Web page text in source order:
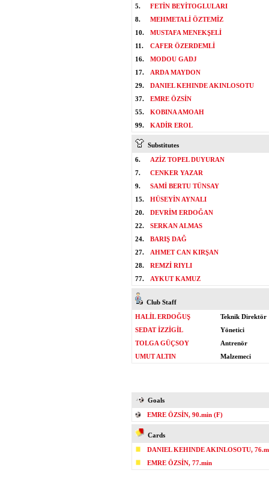
5.
FETİN BEYİTOGLULARI
8.
MEHMETALİ ÖZTEMİZ
10.
MUSTAFA MENEKŞELİ
11.
CAFER ÖZERDEMLİ
16.
MODOU GADJ
17.
ARDA MAYDON
29.
DANIEL KEHINDE AKINLOSOTU
37.
EMRE ÖZSİN
55.
KOBINA AMOAH
99.
KADİR EROL
Substitutes
6.
AZİZ TOPEL DUYURAN
7.
CENKER YAZAR
9.
SAMİ BERTU TÜNSAY
15.
HÜSEYİN AYNALI
20.
DEVRİM ERDOĞAN
22.
SERKAN ALMAS
24.
BARIŞ DAĞ
27.
AHMET CAN KIRŞAN
28.
REMZİ RIYLI
77.
AYKUT KAMUZ
Club Staff
HALİL ERDOĞUŞ
Teknik Direktör
SEDAT İZZİGİL
Yönetici
TOLGA GÜÇSOY
Antrenör
UMUT ALTIN
Malzemeci
Goals
EMRE ÖZSİN, 90.min (F)
Cards
DANIEL KEHINDE AKINLOSOTU,
EMRE ÖZSİN, 77.min